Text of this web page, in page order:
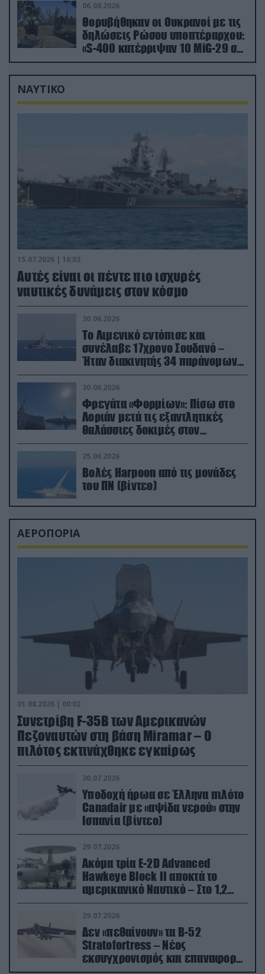
06.08.2026
Θορυβήθηκαν οι Ουκρανοί με τις
δηλώσεις Ρώσου υποπτέραρχου:
«S-400 κατέρριψαν 10 MiG-29 σε
μόλις μια μέρα!»
ΝΑΥΤΙΚΟ
15.07.2026 | 16:03
Aυτές είναι οι πέντε πιο ισχυρές
ναυτικές δυνάμεις στον κόσμο
30.06.2026
Το Λιμενικό εντόπισε και
συνέλαβε 17χρονο Σουδανό –
Ήταν διακινητής 34 παράνομων
μεταναστών
30.06.2026
Φρεγάτα «Φορμίων»: Πίσω στο
Λοριάν μετά τις εξαντλητικές
θαλάσσιες δοκιμές στον
απαιτητικό Βισκαϊκό
25.06.2026
Βολές Harpoon από τις μονάδες
του ΠΝ (βίντεο)
ΑΕΡΟΠΟΡΙΑ
01.08.2026 | 00:02
Συνετρίβη F-35B των Αμερικανών
Πεζοναυτών στη βάση Miramar – Ο
πιλότος εκτινάχθηκε εγκαίρως
30.07.2026
Υποδοχή ήρωα σε Έλληνα πιλότο
Canadair με «αψίδα νερού» στην
Ισπανία (βίντεο)
29.07.2026
Ακόμα τρία E-2D Advanced
Hawkeye Block II αποκτά το
αμερικανικό Ναυτικό – Στο 1,2
δισ.δολάρια το κόστος
29.07.2026
Δεν «πεθαίνουν» τα Β-52
Stratofortress – Νέος
εκσυγχρονισμός και επαναφορά
από τα «νεκροταφεία»